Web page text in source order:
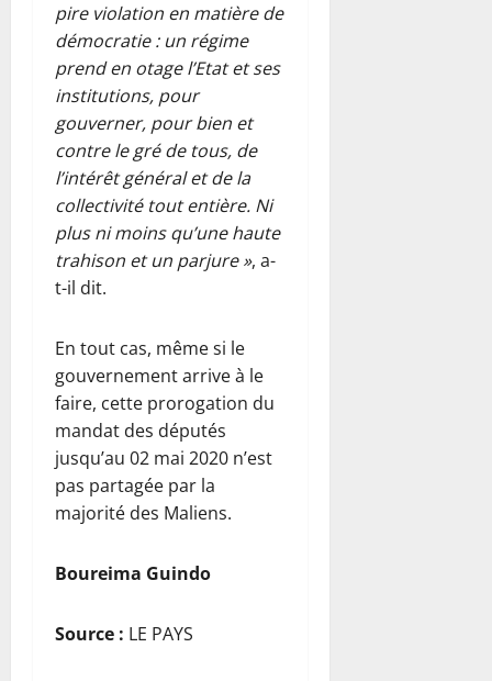
pire violation en matière de
démocratie : un régime
prend en otage l’Etat et ses
institutions, pour
gouverner, pour bien et
contre le gré de tous, de
l’intérêt général et de la
collectivité tout entière. Ni
plus ni moins qu’une haute
trahison et un parjure », a-
t-il dit.
En tout cas, même si le
gouvernement arrive à le
faire, cette prorogation du
mandat des députés
jusqu’au 02 mai 2020 n’est
pas partagée par la
majorité des Maliens.
Boureima Guindo
Source : LE PAYS